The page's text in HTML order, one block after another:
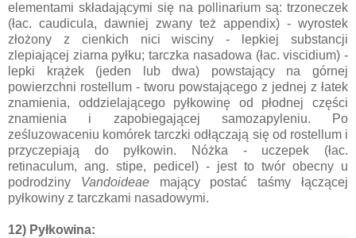
elementami składającymi się na pollinarium są: trzoneczek
(łac. caudicula, dawniej zwany też appendix) - wyrostek
złożony z cienkich nici wisciny - lepkiej substancji
zlepiającej ziarna pyłku; tarczka nasadowa (łac. viscidium) -
lepki krążek (jeden lub dwa) powstający na górnej
powierzchni rostellum - tworu powstającego z jednej z łatek
znamienia, oddzielającego pyłkowinę od płodnej części
znamienia i zapobiegającej samozapyleniu. Po
ześluzowaceniu komórek tarczki odłączają się od rostellum i
przyczepiają do pyłkowin. Nóżka - uczepek (łac.
retinaculum, ang. stipe, pedicel) - jest to twór obecny u
podrodziny Vandoideae mający postać taśmy łączącej
pyłkowiny z tarczkami nasadowymi.
12) Pyłkowina: